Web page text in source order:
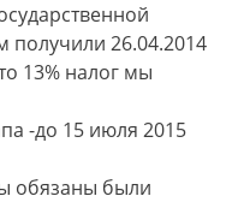
получили 26.04.2014
13% налог мы
-до 15 июля 2015
обязаны были